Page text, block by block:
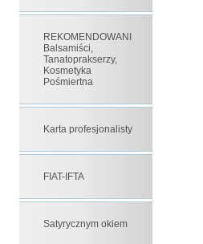
REKOMENDOWANI
Balsamiści,
Tanatoprakserzy,
Kosmetyka
Pośmiertna
Karta profesjonalisty
FIAT-IFTA
Satyrycznym okiem